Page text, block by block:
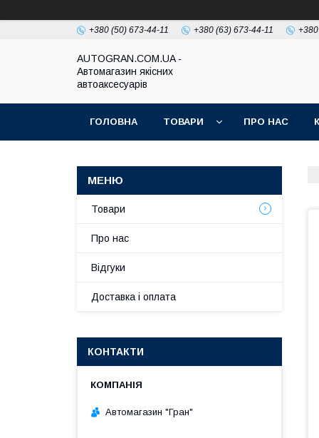
+380 (50) 673-44-11 +380 (63) 673-44-11
AUTOGRAN.COM.UA -
Автомагазин якісних
автоаксесуарів
ГОЛОВНА ТОВАРИ ПРО НАС
Товари
Про нас
Відгуки
Доставка і оплата
КОНТАКТИ
Автомагазин "Гран"